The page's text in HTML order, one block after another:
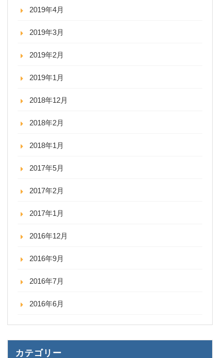
2019年4月
2019年3月
2019年2月
2019年1月
2018年12月
2018年2月
2018年1月
2017年5月
2017年2月
2017年1月
2016年12月
2016年9月
2016年7月
2016年6月
カテゴリー